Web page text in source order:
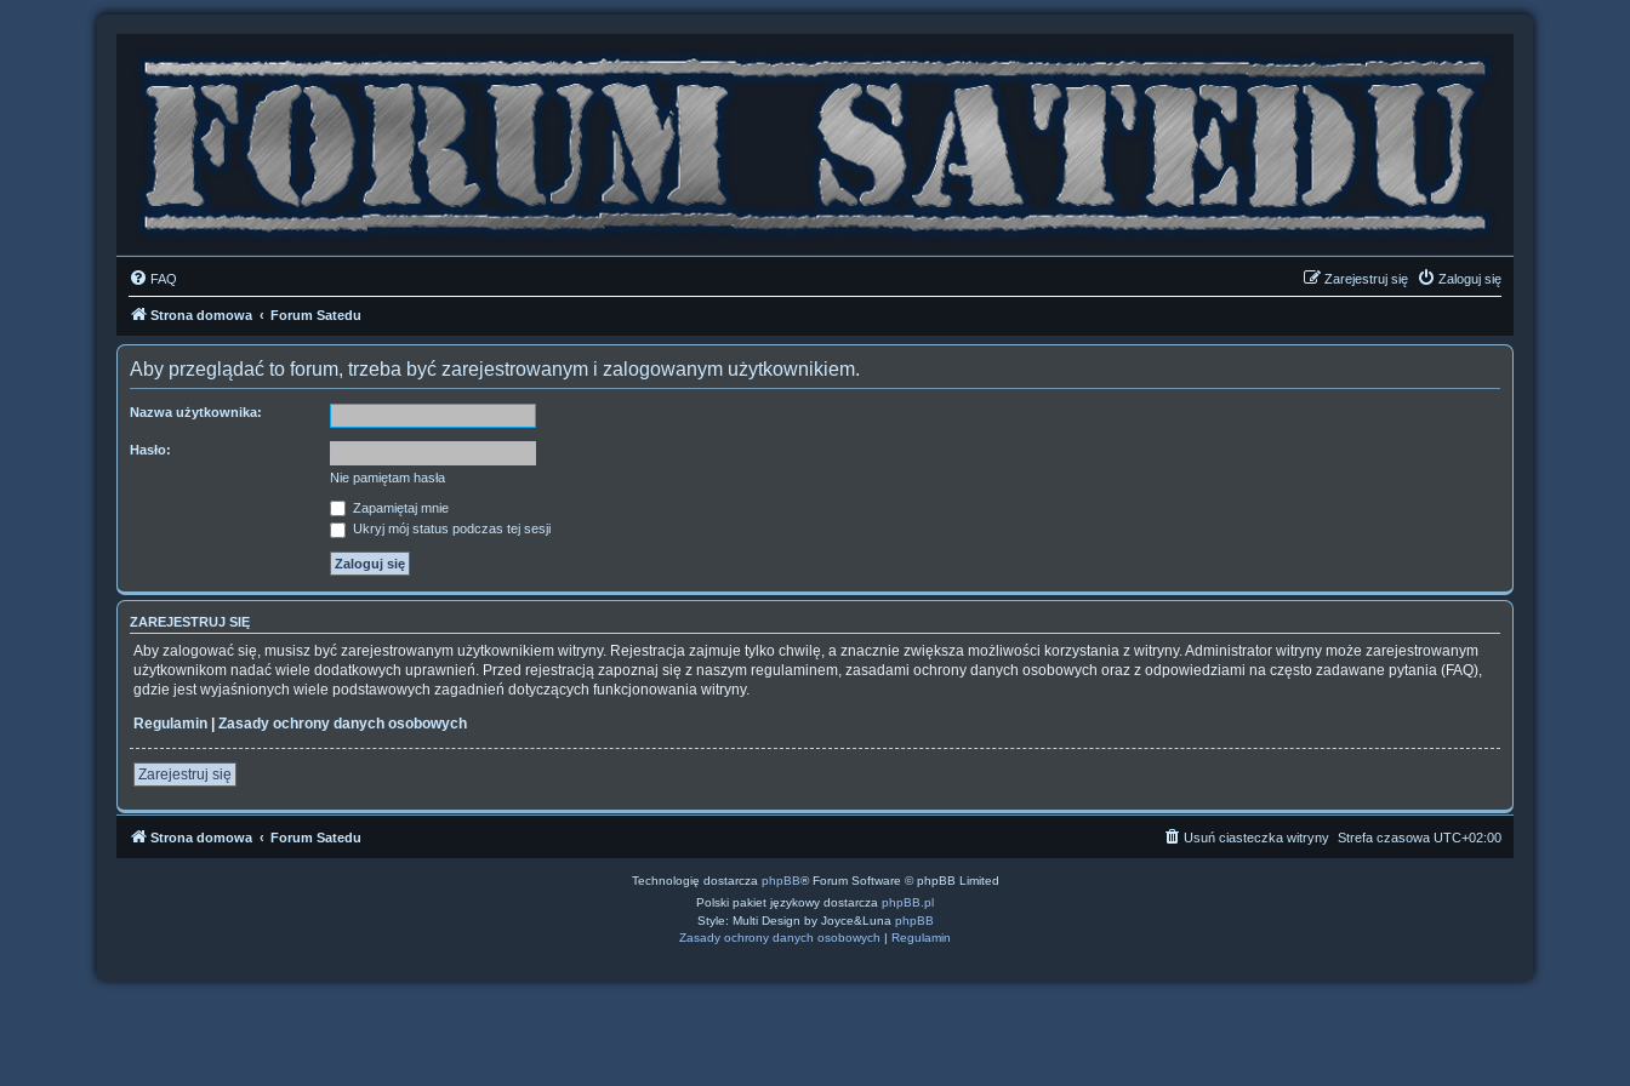
FAQ Zaloguj się
Zarejestruj się
Strona domowa Forum Satedu
Aby przeglądać to forum, trzeba być zarejestrowanym i zalogowanym użytkownikiem.
Nazwa użytkownika:
Hasło:
Nie pamiętam hasła
Zapamiętaj mnie
Ukryj mój status podczas tej sesji
ZAREJESTRUJ SIĘ
Aby zalogować się, musisz być zarejestrowanym użytkownikiem witryny. Rejestracja zajmuje tylko chwilę, a znacznie zwiększa możliwości korzystania z witryny. Administrator witryny może zarejestrowanym
użytkownikom nadać wiele dodatkowych uprawnień. Przed rejestracją zapoznaj się z naszym regulaminem, zasadami ochrony danych osobowych oraz z odpowiedziami na często zadawane pytania (FAQ),
gdzie jest wyjaśnionych wiele podstawowych zagadnień dotyczących funkcjonowania witryny.
Regulamin | Zasady ochrony danych osobowych
Zarejestruj się
Strona domowa Forum Satedu Strefa czasowa UTC+02:00
Usuń ciasteczka witryny
Technologię dostarcza phpBB® Forum Software © phpBB Limited
Polski pakiet językowy dostarcza phpBB.pl
Style: Multi Design by Joyce&Luna phpBB
Zasady ochrony danych osobowych | Regulamin